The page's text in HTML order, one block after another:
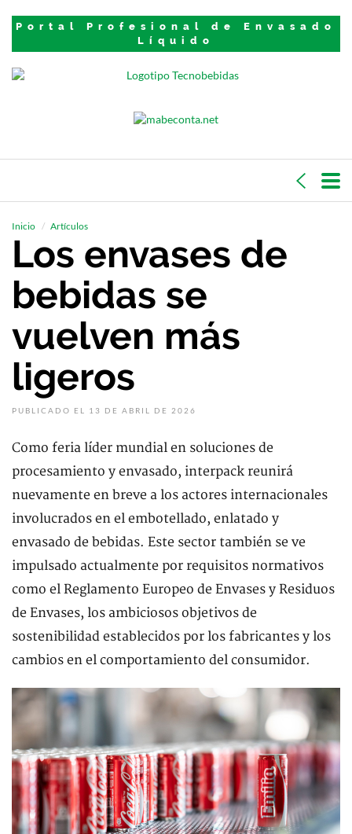
Portal Profesional de Envasado
Líquido
Inicio Artículos
Los envases de
bebidas se
vuelven más
ligeros
PUBLICADO EL 13 DE ABRIL DE 2026
Como feria líder mundial en soluciones de
procesamiento y envasado, interpack reunirá
nuevamente en breve a los actores internacionales
involucrados en el embotellado, enlatado y
envasado de bebidas. Este sector también se ve
impulsado actualmente por requisitos normativos
como el Reglamento Europeo de Envases y Residuos
de Envases, los ambiciosos objetivos de
sostenibilidad establecidos por los fabricantes y los
cambios en el comportamiento del consumidor.